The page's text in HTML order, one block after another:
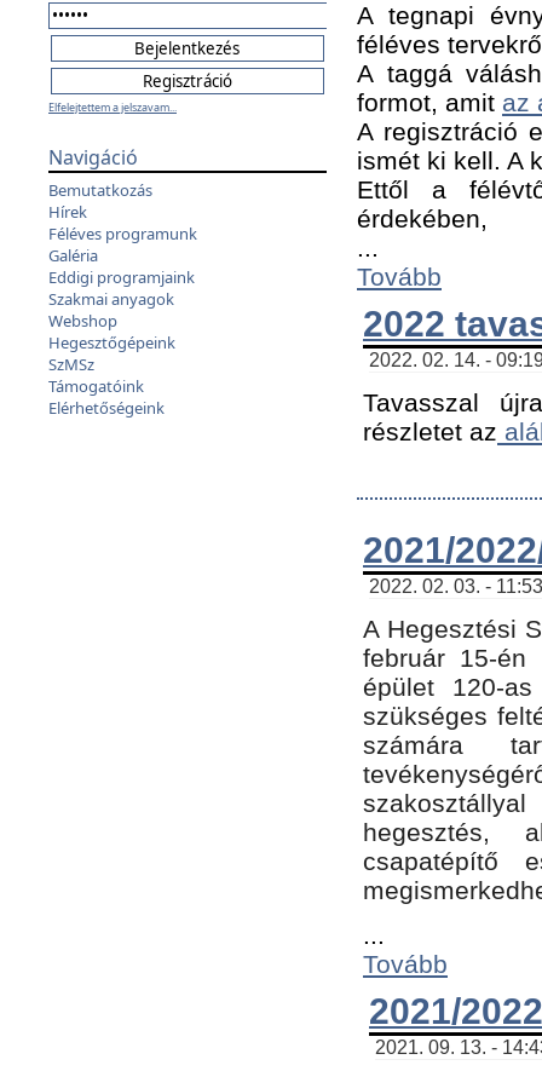
Elfelejtettem a jelszavam...
Navigáció
Bemutatkozás
Hírek
Féléves programunk
Galéria
Eddigi programjaink
Szakmai anyagok
Webshop
Hegesztőgépeink
SzMSz
Támogatóink
Elérhetőségeink
A tegnapi
féléves
A taggá
formot, amit az
A regisztráció
ismét ki kell. A
Ettől a
érdekében,
...
Tovább
2022
2022. 02. 14. -
Tavasszal
részletet az
2021/
2022. 02. 03. -
A Hegesztési
február 15-
épület 120-
szükséges
számára
hegesztés,
csapatépítő
...
Tovább
2021/
2021. 09. 13. -